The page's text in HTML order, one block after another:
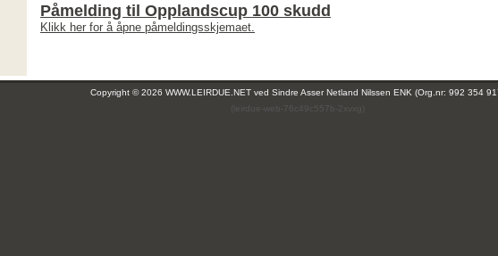
Påmelding til Opplandscup 100 skudd
Klikk her for å åpne påmeldingsskjemaet.
Copyright © 2026 WWW.LEIRDUE.NET ved Sindre Asser Netland Nilssen ENK (Org.nr: 992 354
(leirdue-web-76c49c557b-2xvxg)